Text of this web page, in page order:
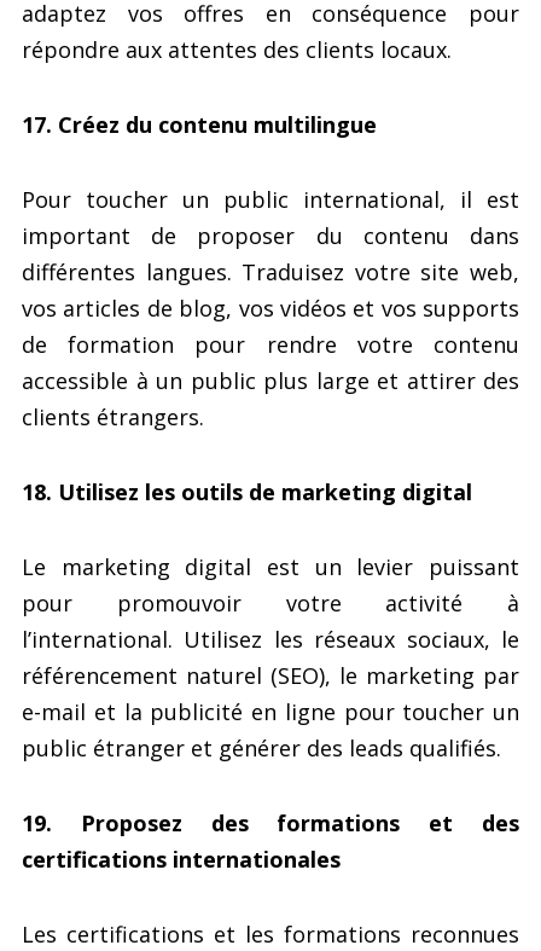
adaptez vos offres en conséquence pour
répondre aux attentes des clients locaux.
17. Créez du contenu multilingue
Pour toucher un public international, il est
important de proposer du contenu dans
différentes langues. Traduisez votre site web,
vos articles de blog, vos vidéos et vos supports
de formation pour rendre votre contenu
accessible à un public plus large et attirer des
clients étrangers.
18. Utilisez les outils de marketing digital
Le marketing digital est un levier puissant
pour promouvoir votre activité à
l’international. Utilisez les réseaux sociaux, le
référencement naturel (SEO), le marketing par
e-mail et la publicité en ligne pour toucher un
public étranger et générer des leads qualifiés.
19. Proposez des formations et des
certifications internationales
Les certifications et les formations reconnues